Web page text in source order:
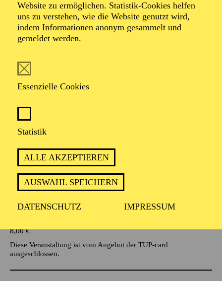
Website zu ermöglichen. Statistik-Cookies helfen
uns zu verstehen, wie die Website genutzt wird,
indem Informationen anonym gesammelt und
gemeldet werden.
Essenzielle Cookies
Statistik
ALLE AKZEPTIEREN
AUSWAHL SPEICHERN
DATENSCHUTZ IMPRESSUM
55,20 52,70€
Die Veranstaltung ist vom Angebot der TUPcard ausgeschlossen.
Samstag
05.09.2026
Grillo-Theater
BLICK AUF DEN IRAN –
STIMMEN ZUR AKTUELLEN
LAGE
Veranstalter: Eine Kooperationsveranstaltung mit der Stadt
Essen
8,00€
Diese Veranstaltung ist vom Angebot der TUP-card
ausgeschlossen.